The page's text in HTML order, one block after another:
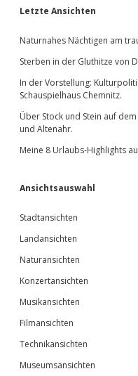
Sidebar
Letzte Ansichten
Naturnahes Nächtigen am
Sterben in der Gluthitze von
In der Vorstellung:
Schauspielhaus Chemnitz.
Über Stock und Stein auf
und Altenahr.
Meine 8 Urlaubs-Highlights
Ansichtsauswahl
Stadtansichten
Landansichten
Naturansichten
Konzertansichten
Musikansichten
Filmansichten
Technikansichten
Museumsansichten